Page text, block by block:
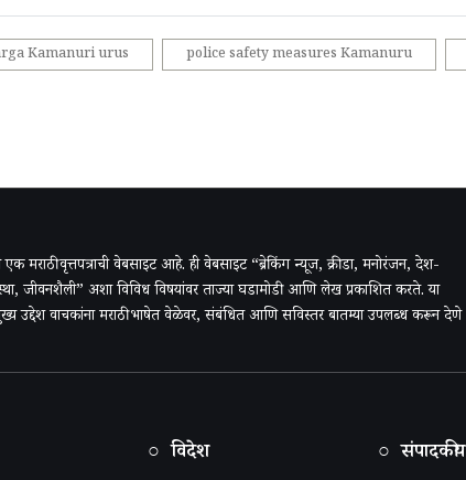
Kamanuri urus police safety measures Kamanuru
एक मराठी वृत्तपत्राची वेबसाइट आहे. ही वेबसाइट “ब्रेकिंग न्यूज, क्रीडा, मनोरंजन, देश-
जीवनशैली” अशा विविध विषयांवर ताज्या घडामोडी आणि लेख प्रकाशित करते. या
उद्देश वाचकांना मराठी भाषेत वेळेवर, संबंधित आणि सविस्तर बातम्या उपलब्ध करून देणे
○ विदेश ○ संपादकीय